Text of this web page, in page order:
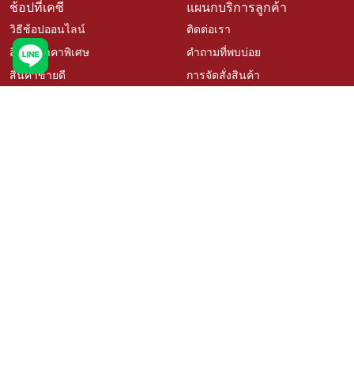
ช้อปที่เคซี
วิธีช้อปออนไลน์
สินค้าราคาพิเศษ
สินค้าขายดี
แผนกบริการลูกค้า
ติดต่อเรา
คำถามที่พบบ่อย
การจัดสั่งสินค้า